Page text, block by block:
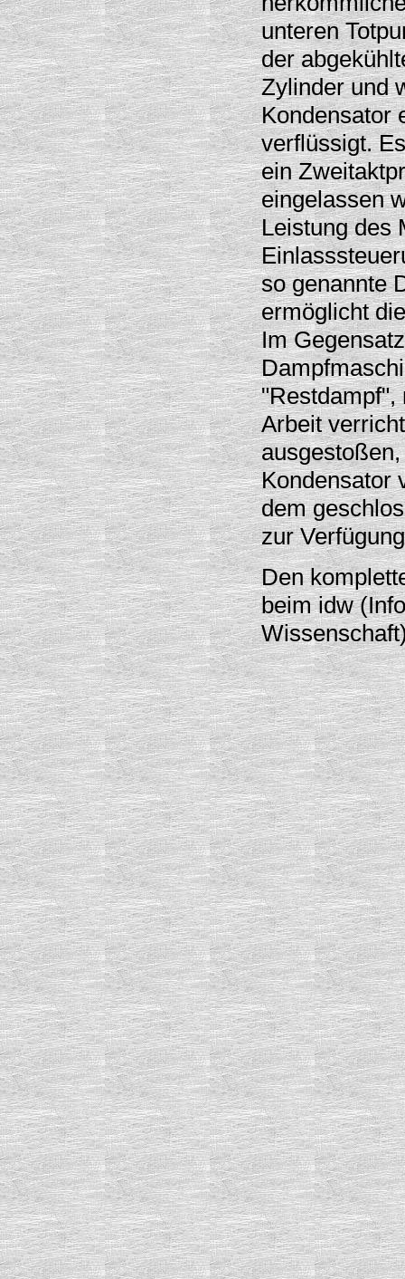
unteren
der
Zylinder und
Kondensator
verflüssigt.
ein
eingelassen
Leistung des
so genannte
ermöglicht
Im
"Restdampf",
Arbeit
Kondensator
dem
zur
Den
beim idw